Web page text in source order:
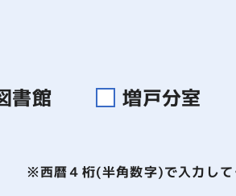
書館 増戸分室
※西暦４桁(半角数字)で入力して